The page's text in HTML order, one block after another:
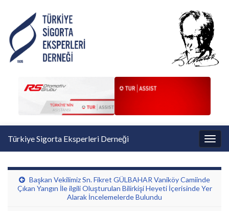
Türkiye Sigorta Eksperleri Derneği
Başkan Vekilimiz Sn. Fikret GÜLBAHAR Vaniköy Camiinde
Çıkan Yangın İle ilgili Oluşturulan Bilirkişi Heyeti İçerisinde Yer
Alarak İncelemelerde Bulundu